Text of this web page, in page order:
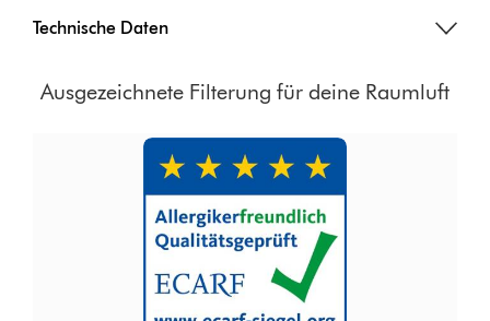
Technische Daten
Ausgezeichnete Filterung für deine Raumluft